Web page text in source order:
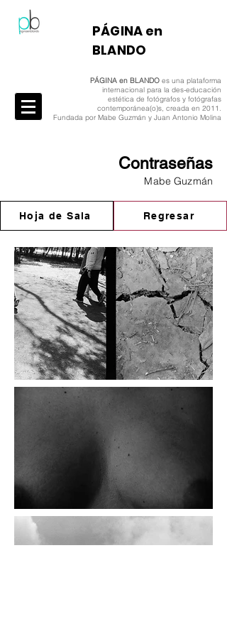
​PÁGINA en
BLANDO
PÁGINA en BLANDO es una plataforma
internacional para la des-educación
estética de fotógrafos y fotógrafas
contemporánea(o)s, creada en 2011.
Fundada por Mabe Guzmán y Juan Antonio Molina
Contraseñas
Mabe Guzmán
Hoja de Sala Regresar